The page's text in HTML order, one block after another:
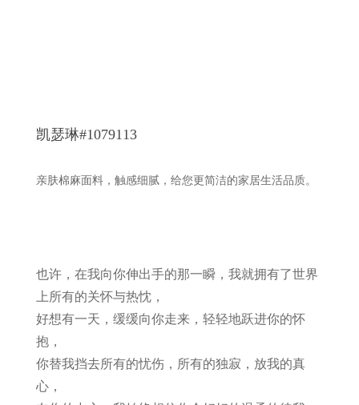
凯瑟琳#1079113
亲肤棉麻面料，触感细腻，给您更简洁的家居生活品质。
也许，在我向你伸出手的那一瞬，我就拥有了世界
上所有的关怀与热忱，
好想有一天，缓缓向你走来，轻轻地跃进你的怀
抱，
你替我挡去所有的忧伤，所有的独寂，放我的真
心，